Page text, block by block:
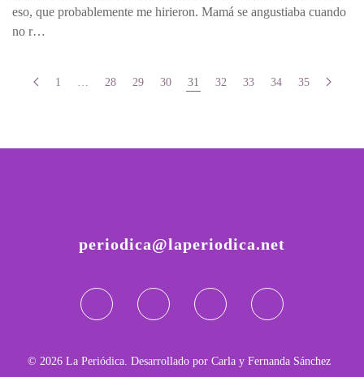
eso, que probablemente me hirieron. Mamá se angustiaba cuando
no r…
1 28 29 30 31 32 33 34 35
periodica@laperiodica.net
© 2026La Periódica. Desarrollado por Carla y Fernanda Sánchez